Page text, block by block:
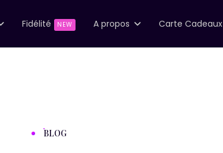
Fidélité NEW A propos Carte Cadeaux
BLOG